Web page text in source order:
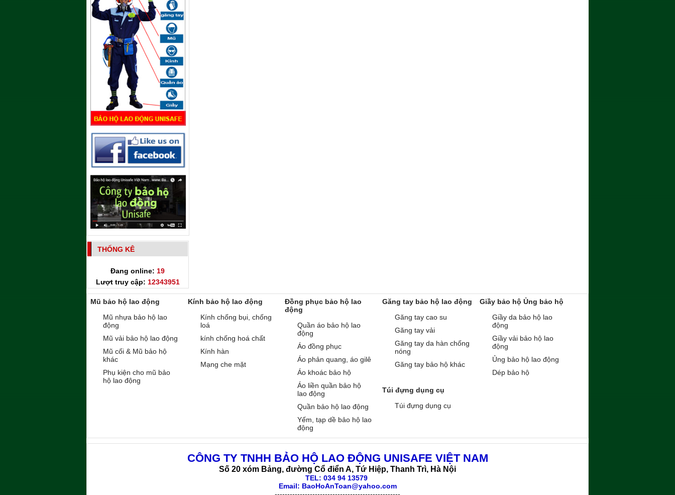
THỐNG KÊ
Đang online: 19
Lượt truy cập: 12343951
Mũ bảo hộ lao động
Mũ nhựa bảo hộ lao
động
Mũ vải bảo hộ lao động
Mũ cối & Mũ bảo hộ
khác
Phụ kiện cho mũ bảo
hộ lao động
Kính bảo hộ lao động
Kính chống bụi, chống
loá
kính chống hoá chất
Kính hàn
Mạng che mặt
Đồng phục bảo hộ lao
động
Quần áo bảo hộ lao
động
Áo đồng phục
Áo phản quang, áo gilê
Áo khoác bảo hộ
Áo liền quần bảo hộ
lao động
Quần bảo hộ lao động
Yếm, tạp dề bảo hộ lao
động
Găng tay bảo hộ lao động
Găng tay cao su
Găng tay vải
Găng tay da hàn chống
nóng
Găng tay bảo hộ khác
Giầy bảo hộ Ủng bảo hộ
Giầy da bảo hộ lao
động
Giầy vải bảo hộ lao
động
Ủng bảo hộ lao động
Dép bảo hộ
Túi đựng dụng cụ
Túi đựng dụng cụ
CÔNG TY TNHH BẢO HỘ LAO ĐỘNG UNISAFE VIỆT NAM
Số 20 xóm Bảng, đường Cổ điển A, Tứ Hiệp, Thanh Trì, Hà Nội
TEL: 034 94 13579
Email: BaoHoAnToan@yahoo.com